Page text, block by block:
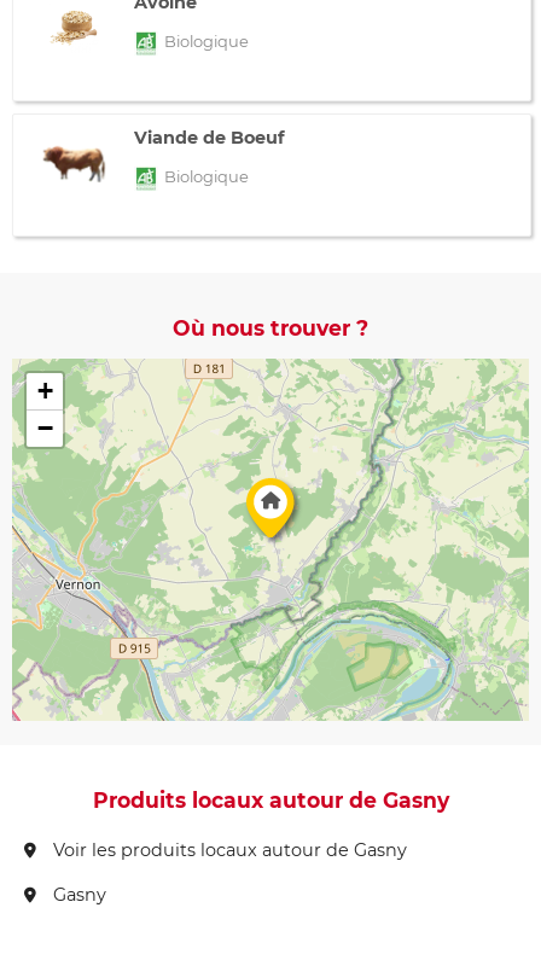
Biologique
Viande de Boeuf
Biologique
Où nous trouver ?
+
−
Produits locaux autour de Gasny
Voir les produits locaux autour de Gasny
Gasny